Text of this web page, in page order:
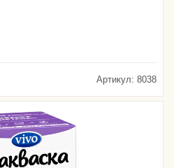
Артикул: 8038